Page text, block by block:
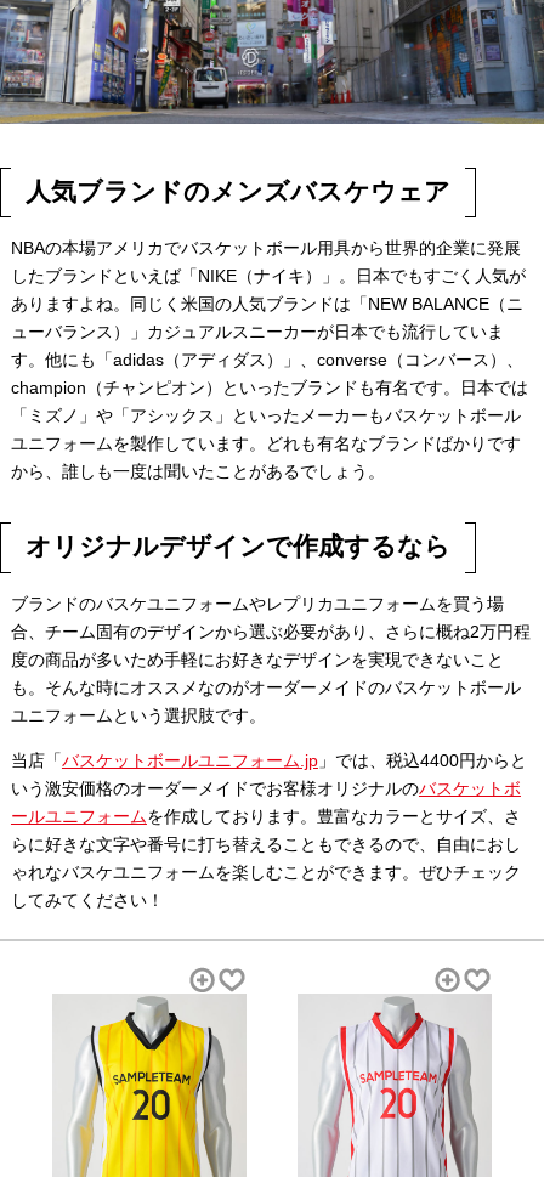
人気ブランドのメンズバスケウェア
NBAの本場アメリカでバスケットボール用具から世界的企業に発展
したブランドといえば「NIKE（ナイキ）」。日本でもすごく人気が
ありますよね。同じく米国の人気ブランドは「NEW BALANCE（ニ
ューバランス）」カジュアルスニーカーが日本でも流行していま
す。他にも「adidas（アディダス）」、converse（コンバース）、
champion（チャンピオン）といったブランドも有名です。日本では
「ミズノ」や「アシックス」といったメーカーもバスケットボール
ユニフォームを製作しています。どれも有名なブランドばかりです
から、誰しも一度は聞いたことがあるでしょう。
オリジナルデザインで作成するなら
ブランドのバスケユニフォームやレプリカユニフォームを買う場
合、チーム固有のデザインから選ぶ必要があり、さらに概ね2万円程
度の商品が多いため手軽にお好きなデザインを実現できないこと
も。そんな時にオススメなのがオーダーメイドのバスケットボール
ユニフォームという選択肢です。
当店「バスケットボールユニフォーム.jp」では、税込4400円からと
いう激安価格のオーダーメイドでお客様オリジナルのバスケットボ
ールユニフォームを作成しております。豊富なカラーとサイズ、さ
らに好きな文字や番号に打ち替えることもできるので、自由におし
ゃれなバスケユニフォームを楽しむことができます。ぜひチェック
してみてください！